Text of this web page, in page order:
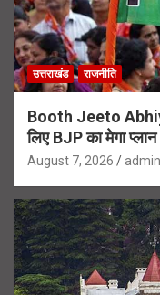
उत्तराखंड राजनीति
Booth Jeeto
लिए BJP का मेगा प्लान
August 7, 2026